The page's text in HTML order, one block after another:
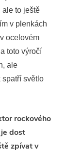
ale to ještě
v plenkách
ocelovém
toto výročí
ale
spatří světlo
rockového
dost
zpívat v